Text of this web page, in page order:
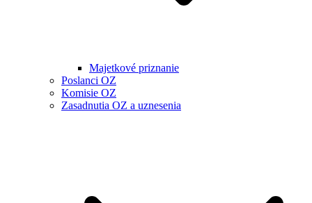
Majetkové priznanie
Poslanci OZ
Komisie OZ
Zasadnutia OZ a uznesenia